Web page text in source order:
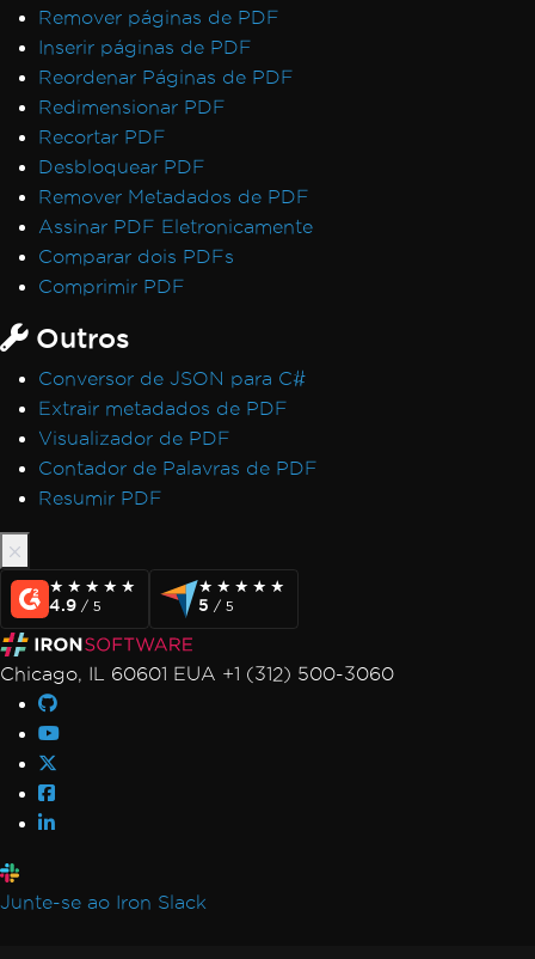
Remover páginas de PDF
Inserir páginas de PDF
Reordenar Páginas de PDF
Redimensionar PDF
Recortar PDF
Desbloquear PDF
Remover Metadados de PDF
Assinar PDF Eletronicamente
Comparar dois PDFs
Comprimir PDF
Outros
Conversor de JSON para C#
Extrair metadados de PDF
Visualizador de PDF
Contador de Palavras de PDF
Resumir PDF
★★★★★
★★★★★
4.9 / 5
★★★★★
★★★★★
5 / 5
Chicago, IL 60601 EUA +1 (312) 500-3060
Junte-se ao Iron Slack